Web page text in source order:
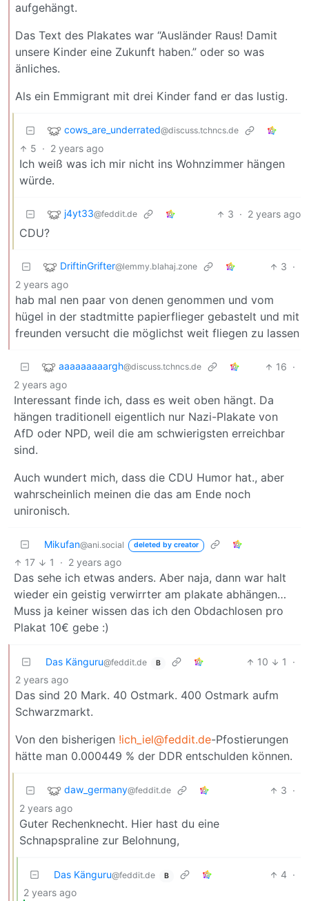
aufgehängt.
Das Text des Plakates war “Ausländer Raus! Damit
unsere Kinder eine Zukunft haben.” oder so was
änliches.
Als ein Emmigrant mit drei Kinder fand er das lustig.
cows_are_underrated@discuss.tchncs.de
5 · 2 years ago
Ich weiß was ich mir nicht ins Wohnzimmer hängen
würde.
j4yt33@feddit.de 3 · 2 years ago
CDU?
DriftinGrifter@lemmy.blahaj.zone 3 ·
2 years ago
hab mal nen paar von denen genommen und vom
hügel in der stadtmitte papierflieger gebastelt und mit
freunden versucht die möglichst weit fliegen zu lassen
aaaaaaaaargh@discuss.tchncs.de 16 ·
2 years ago
Interessant finde ich, dass es weit oben hängt. Da
hängen traditionell eigentlich nur Nazi-Plakate von
AfD oder NPD, weil die am schwierigsten erreichbar
sind.
Auch wundert mich, dass die CDU Humor hat., aber
wahrscheinlich meinen die das am Ende noch
unironisch.
Mikufan@ani.social deleted by creator
17 1 · 2 years ago
Das sehe ich etwas anders. Aber naja, dann war halt
wieder ein geistig verwirrter am plakate abhängen…
Muss ja keiner wissen das ich den Obdachlosen pro
Plakat 10€ gebe :)
Das Känguru@feddit.de B 10 1
·
2 years ago
Das sind 20 Mark. 40 Ostmark. 400 Ostmark aufm
Schwarzmarkt.
Von den bisherigen !ich_iel@feddit.de-Pfostierungen
hätte man 0.000449 % der DDR entschulden können.
daw_germany@feddit.de 3 ·
2 years ago
Guter Rechenknecht. Hier hast du eine
Schnapspraline zur Belohnung,
Das Känguru@feddit.de B 4 ·
2 years ago